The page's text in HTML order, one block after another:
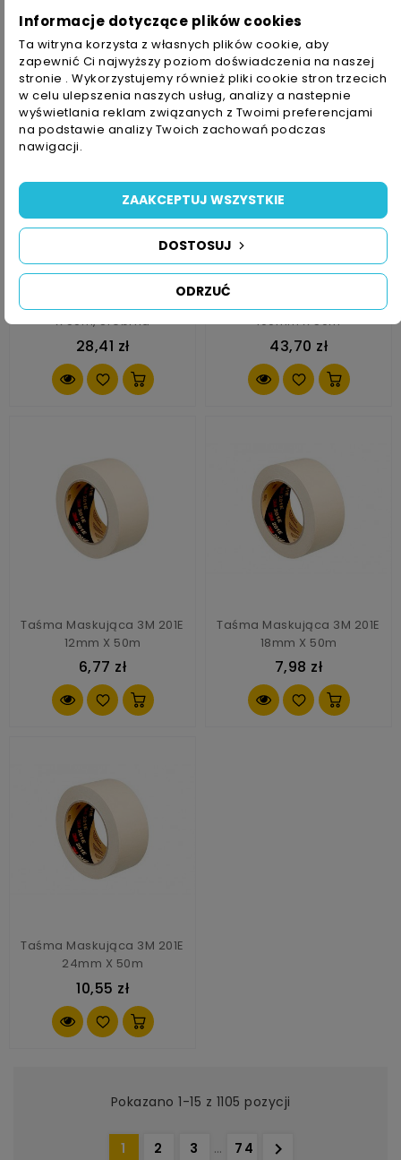
18,61 zł 143,42 zł
Taśma 3M 1900 Duct 50mm
X 50m, Srebrna
28,41 zł
100mm X 50m
43,70 zł
Taśma Maskująca 3M 201E
12mm X 50m
6,77 zł
Taśma Maskująca 3M 201E
18mm X 50m
7,98 zł
Taśma Maskująca 3M 201E
24mm X 50m
10,55 zł
Pokazano 1-15 z 1105 pozycji
1 2 3 … 74 
Informacje dotyczące plików cookies
Ta witryna korzysta z własnych plików cookie, aby
zapewnić Ci najwyższy poziom doświadczenia na naszej
stronie . Wykorzystujemy również pliki cookie stron trzecich
w celu ulepszenia naszych usług, analizy a nastepnie
wyświetlania reklam związanych z Twoimi preferencjami
na podstawie analizy Twoich zachowań podczas
nawigacji.
ODRZUĆ
DOSTOSUJ
ZAAKCEPTUJ WSZYSTKIE